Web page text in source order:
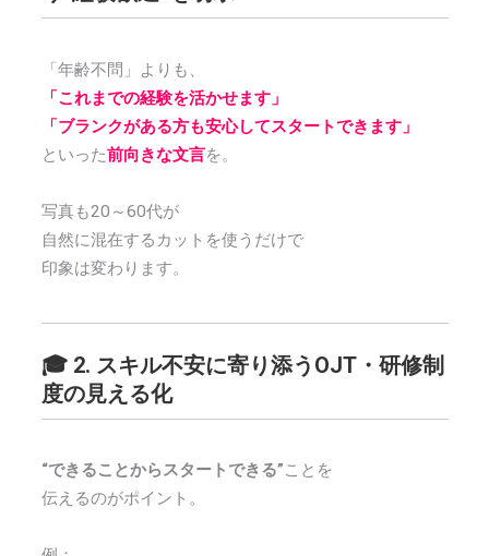
「年齢不問」よりも、
「これまでの経験を活かせます」
「ブランクがある方も安心してスタートできます」
といった前向きな文言を。
写真も20～60代が
自然に混在するカットを使うだけで
印象は変わります。
🎓 2. スキル不安に寄り添うOJT・研修制
度の見える化
“できることからスタートできる”ことを
伝えるのがポイント。